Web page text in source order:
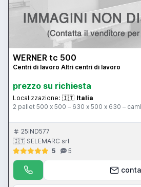
WERNER tc 500
Centri di lavoro Altri centri di lavoro
prezzo su richiesta
Localizzazione: 🇮🇹 Italia
2 pallet 500 x 500 – 630 x 500 x 630 –
25IND577
🇮🇹 SELEMARC srl
5
5